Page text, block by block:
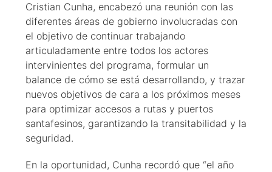
Cristian Cunha, encabezó una reunión con las
diferentes áreas de gobierno involucradas con
el objetivo de continuar trabajando
articuladamente entre todos los actores
intervinientes del programa, formular un
balance de cómo se está desarrollando, y trazar
nuevos objetivos de cara a los próximos meses
para optimizar accesos a rutas y puertos
santafesinos, garantizando la transitabilidad y la
seguridad.
En la oportunidad, Cunha recordó que “el año